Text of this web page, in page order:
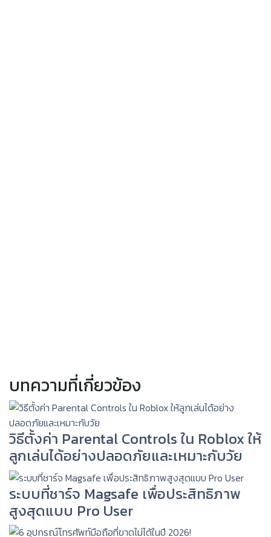
บทความที่เกี่ยวข้อง
วิธีตั้งค่า Parental Controls ใน Roblox ให้
ลูกเล่นได้อย่างปลอดภัยและเหมาะกับวัย
ระบบที่ชาร์จ Magsafe เพื่อประสิทธิภาพ
สูงสุดแบบ Pro User